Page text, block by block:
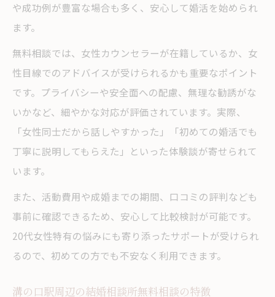
や成功例が豊富な場合も多く、安心して婚活を始められ
ます。
無料相談では、女性カウンセラーが在籍しているか、女
性目線でのアドバイスが受けられるかも重要なポイント
です。プライバシーや安全面への配慮、無理な勧誘がな
いかなど、細やかな対応が評価されています。実際、
「女性同士だから話しやすかった」「初めての婚活でも
丁寧に説明してもらえた」といった体験談が寄せられて
います。
また、活動費用や成婚までの期間、口コミの評判なども
事前に確認できるため、安心して比較検討が可能です。
20代女性特有の悩みにも寄り添ったサポートが受けられ
るので、初めての方でも不安なく利用できます。
溝の口駅周辺の結婚相談所無料相談の特徴